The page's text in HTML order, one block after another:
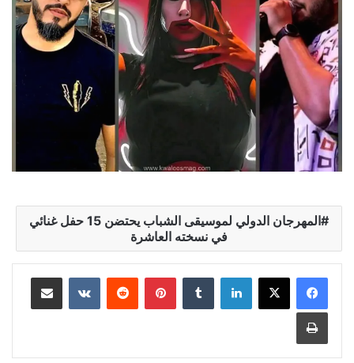
المهرجان الدولي لموسيقى الشباب يحتضن 15 حفل غنائي
في نسخته العاشرة
لينكدإن بينتيريست مشاركة عبر البريد
طباعة